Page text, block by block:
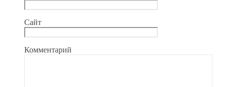
Сайт
Комментарий